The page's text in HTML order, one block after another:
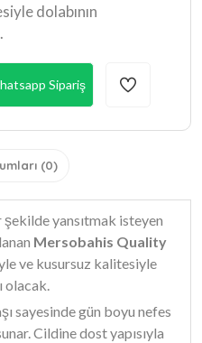
dolabının
Sipariş
(0)
şekilde yansıtmak isteyen
Mersobahis Quality
ve kusursuz kalitesiyle
olacak.
sayesinde gün boyu nefes
Cildine dost yapısıyla